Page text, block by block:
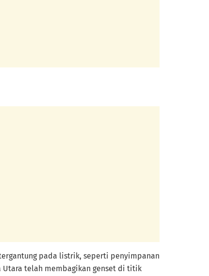
pada listrik, seperti penyimpanan
Utara telah membagikan genset di titik